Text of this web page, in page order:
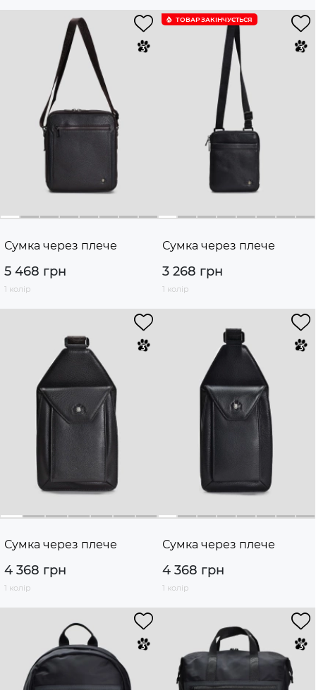
Сумка через плече
5 468 грн
1 колір
ТОВАР ЗАКІНЧУЄTЬСЯ
Сумка через плече
3 268 грн
1 колір
Сумка через плече
4 368 грн
1 колір
Сумка через плече
4 368 грн
1 колір